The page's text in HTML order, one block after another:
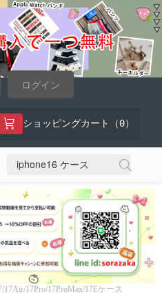
ログイン
ショッピングカート（ 0）
17Air/17Pro/17ProMax/17Eケース